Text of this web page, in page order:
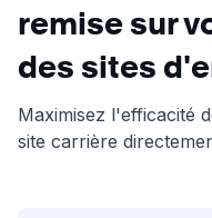
remise sur
des sites
Maximisez l'efficacité
site carrière